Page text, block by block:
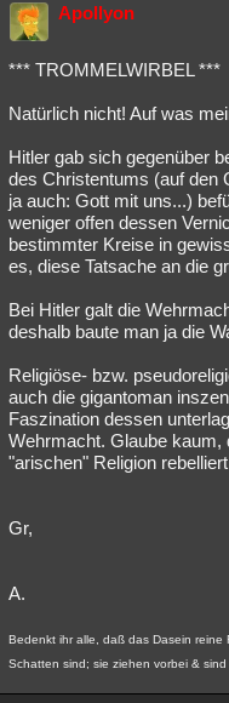
Apollyon
*** TROMMELWIRBEL ***
Natürlich nicht! Auf was
Hitler gab sich gegenüber
des Christentums (auf den
ja auch: Gott mit uns...)
weniger offen dessen
bestimmter Kreise in
es, diese Tatsache an die
Bei Hitler galt die
deshalb baute man ja die
Religiöse- bzw.
auch die gigantoman
Faszination dessen
Wehrmacht. Glaube kaum,
"arischen" Religion
Gr,
A.
Bedenkt ihr alle, daß das Dasein
Schatten sind; sie ziehen vorbei &